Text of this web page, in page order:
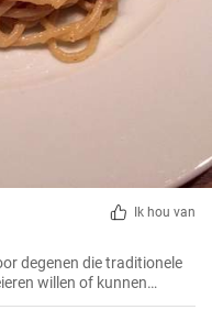
Ik hou van
degenen die traditionele
willen of kunnen